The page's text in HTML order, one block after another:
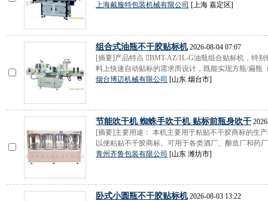
上海戴服特包装机械有限公司 [上海 嘉定区]
组合式油瓶不干胶贴标机2026-08-04 07:07
[摘要]产品特点 BMT-AZ/1L-G油瓶组合贴标机，特
料上快速自动贴标的需求而设计，既能实现方瓶/扁瓶
烟台博迈机械有限公司 [山东 烟台市]
节能吹干机 蜘蛛手吹干机 贴标前瓶身吹干
[摘要]主要用途： 本机主要用于粘贴不干胶商标的生
以便粘贴不干胶商标。可用于各类酒厂、酿造厂和药
青州齐鲁包装有限公司 [山东 潍坊市]
卧式小圆瓶不干胶贴标机2026-08-03 13:22